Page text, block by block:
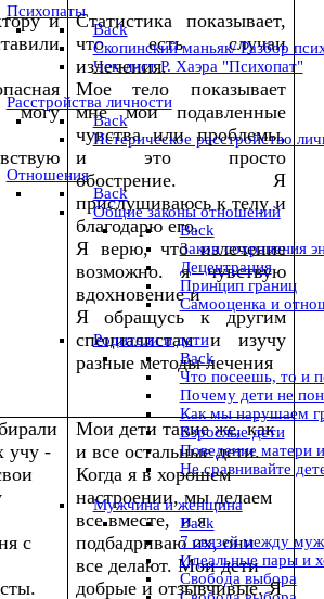
Психопаты
Back
Скопинский маньяк/ Разбор
Чек-лист Р. Хаэра "Психопат"
Расстройства личности
Back
Истерическое расстройство
Отношения
Back
Общие законы отношений
Back
Закон сохранения
Децентрация
Принцип границ
Самооценка и
Pодители и дети
Back
Что посеешь, то и
Почему дети не
Как мы нарушаем
Взрослые дети
Поведение матери
Не сравнивайте
Мужчина и женщина
Back
7 связей между
Идеальные пары и
Свобода выбора
и
могу
Статистика показывает,
что есть случаи
излечения.
Мое тело показывает
мне мои подавленные
чувства или проблемы,
и это просто
обострение. Я
прислушиваюсь к телу и
благодарю его.
Я верю, что излечение
возможно. я чувствую
вдохновение и
Я обращусь к другим
специалистам и изучу
разные методы лечения
учу -
с
Мои дети такие же, как
и все остальные дети.
Когда я в хорошем
настроении, мы делаем
все вместе, и я
подбадриваю их, они
все делают. Мои дети
добрые и отзывчивые. Я